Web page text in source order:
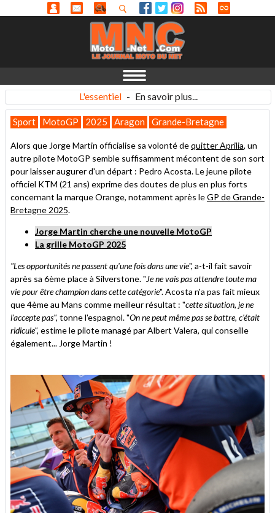
L'essentiel - En savoir plus...
Sport MotoGP 2025 Aragon Grande-Bretagne
Alors que Jorge Martin officialise sa volonté dequitter Aprilia, un
autre pilote MotoGP semble suffisamment mécontent de son sort
pour laisser augurer d'un départ : Pedro Acosta. Le jeune pilote
officiel KTM (21 ans) exprime des doutes de plus en plus forts
concernant la marque Orange, notamment après leGP de Grande-
Bretagne 2025.
Jorge Martin cherche une nouvelle MotoGP
La grille MotoGP 2025
"Les opportunités ne passent qu'une fois dans une vie", a-t-il fait savoir
après sa 6ème place à Silverstone. "Je ne vais pas attendre toute ma
vie pour être champion dans cette catégorie". Acosta n'a pas fait mieux
que 4ème au Mans comme meilleur résultat : "cette situation, je ne
l'accepte pas", tonne l'espagnol. "On ne peut même pas se battre, c'était
ridicule", estime le pilote managé par Albert Valera, qui conseille
également... Jorge Martin !